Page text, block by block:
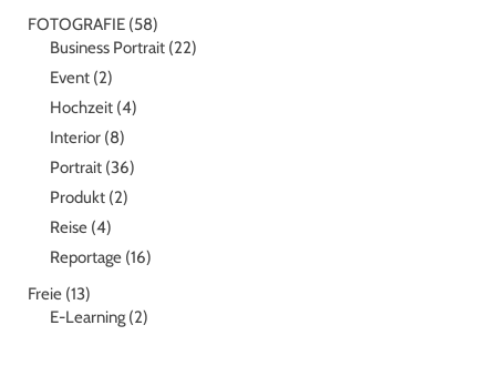
FOTOGRAFIE (58)
Business Portrait (22)
Event (2)
Hochzeit (4)
Interior (8)
Portrait (36)
Produkt (2)
Reise (4)
Reportage (16)
Freie (13)
E-Learning (2)